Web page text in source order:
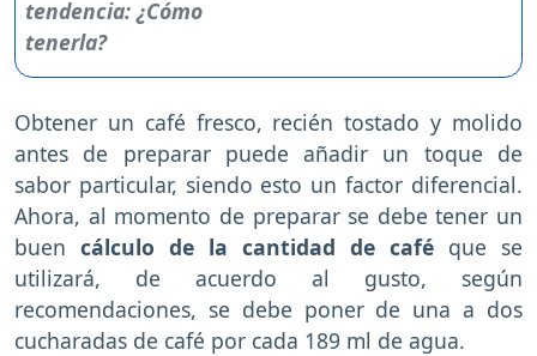
Obtener un café fresco, recién tostado y molido
antes de preparar puede añadir un toque de
sabor particular, siendo esto un factor diferencial.
Ahora, al momento de preparar se debe tener un
buen cálculo de la cantidad de café que se
utilizará, de acuerdo al gusto, según
recomendaciones, se debe poner de una a dos
cucharadas de café por cada 189 ml de agua.